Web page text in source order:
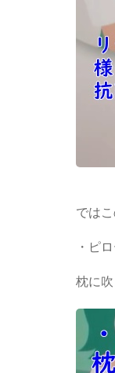
では
・ピ
枕に